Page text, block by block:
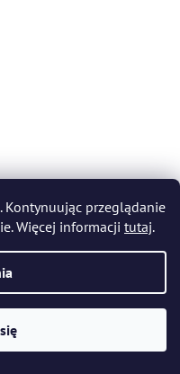
Kontynuując przeglądanie
Więcej informacji tutaj.
kieliszek do likieru